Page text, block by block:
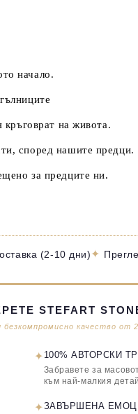
начало.
кръговрат на живота.
според нашите предци.
за предците ни.
(2-10 дни)✦
STEFART
качество от
✦ 100% АВТОРСКИ
Забравете за
към най-малкия
✦ЗАВЪРШЕНА